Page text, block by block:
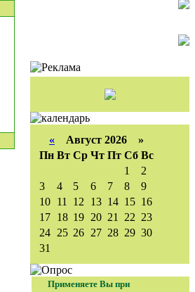
« Август 2026 »
Пн Вт Ср Чт Пт Сб Вс
1
2
3
4 5 6 7 8
9
10 11 12 13 14 15 16
17 18 19 20 21 22 23
24 25 26 27 28 29 30
31
Применяете Вы при